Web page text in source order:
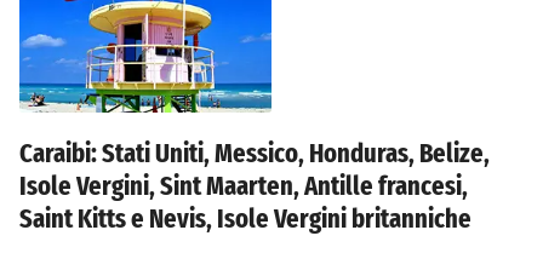
Caraibi: Stati Uniti, Messico, Honduras, Belize,
Isole Vergini, Sint Maarten, Antille francesi,
Saint Kitts e Nevis, Isole Vergini britanniche